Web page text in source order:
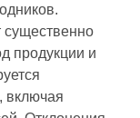
существенно
продукции и
включая